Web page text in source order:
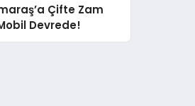
Çifte Zam
Devrede!